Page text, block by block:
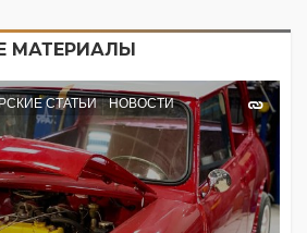
МАТЕРИАЛЫ
СТАТЬИ НОВОСТИ